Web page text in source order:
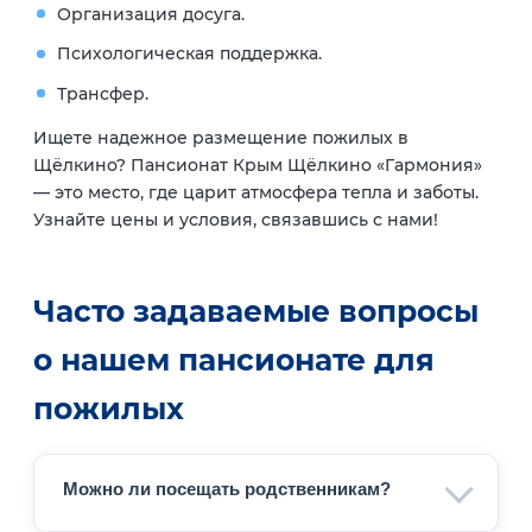
Организация досуга.
Психологическая поддержка.
Трансфер.
Ищете надежное размещение пожилых в
Щёлкино? Пансионат Крым Щёлкино «Гармония»
— это место, где царит атмосфера тепла и заботы.
Узнайте цены и условия, связавшись с нами!
Часто задаваемые вопросы
о нашем пансионате для
пожилых
Можно ли посещать родственникам?